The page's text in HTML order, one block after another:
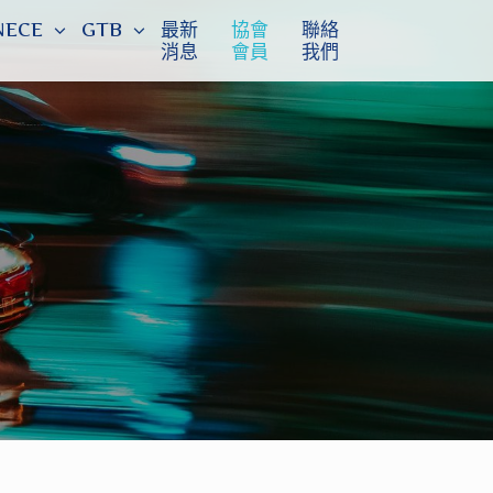
GTB
最新
消息
協會
會員
聯絡
我們